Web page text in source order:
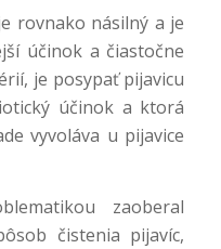
rovnako násilný a je
účinok a čiastočne
je posypať pijavicu
účinok a ktorá
vyvoláva u pijavice
zaoberal
čistenia pijavíc,